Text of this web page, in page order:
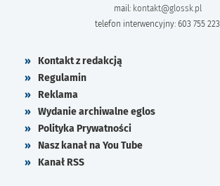
mail: kontakt@glossk.pl
telefon interwencyjny: 603 755 223
Kontakt z redakcją
Regulamin
Reklama
Wydanie archiwalne eglos
Polityka Prywatności
Nasz kanał na You Tube
Kanał RSS